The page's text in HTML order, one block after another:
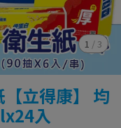
1 / 3
立得康】 均
入